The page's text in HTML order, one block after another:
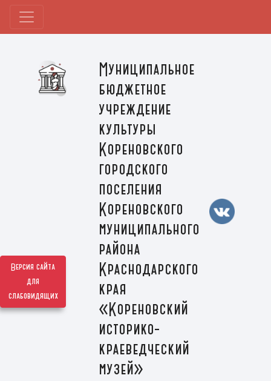
Версия сайта
для
слабовидящих
Муниципальное
бюджетное
учреждение
культуры
Кореновского
городского
поселения
Кореновского
муниципального
района
Краснодарского
края
«Кореновский
историко-
краеведческий
музей»